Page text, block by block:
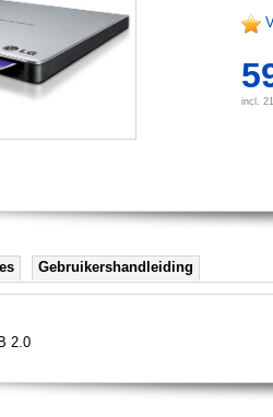
incl.
Gebruikershandleiding
2.0